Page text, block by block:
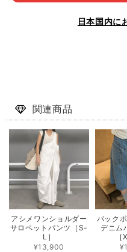
日本国内に
関連商品
アシメワンショルダー
サロペットパンツ［S-
L］
¥13,900
バック
デニム